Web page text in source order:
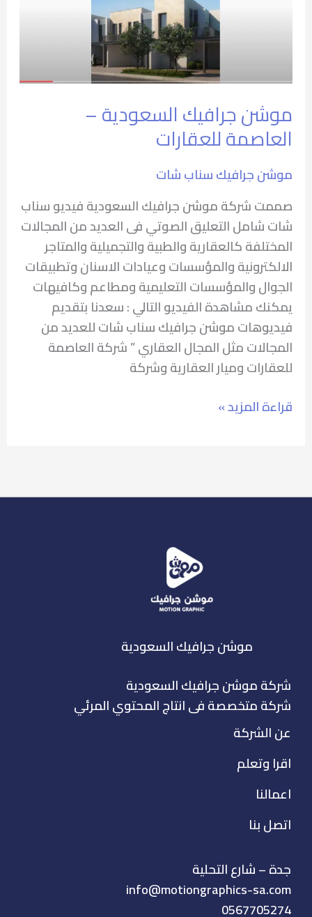
موشن جرافيك السعودية –
العاصمة للعقارات
موشن جرافيك سناب شات
صممت شركة موشن جرافيك السعودية فيديو سناب
شات شامل التعليق الصوتي فى العديد من المجالات
المختلفة كالعقارية والطبية والتجميلية والمتاجر
الالكترونية والمؤسسات وعيادات الاسنان وتطبيقات
الجوال والمؤسسات التعليمية ومطاعم وكافيهات
يمكنك مشاهدة الفيديو التالي : سعدنا بتقديم
فيديوهات موشن جرافيك سناب شات للعديد من
المجالات مثل المجال العقاري ” شركة العاصمة
للعقارات وميار العقارية وشركة
قراءة المزيد »
موشن جرافيك السعودية
شركة موشن جرافيك السعودية
شركة متخصصة فى انتاج المحتوي المرئي
عن الشركة
اقرا وتعلم
اعمالنا
اتصل بنا
جدة – شارع التحلية
info@motiongraphics-sa.com
0567705274